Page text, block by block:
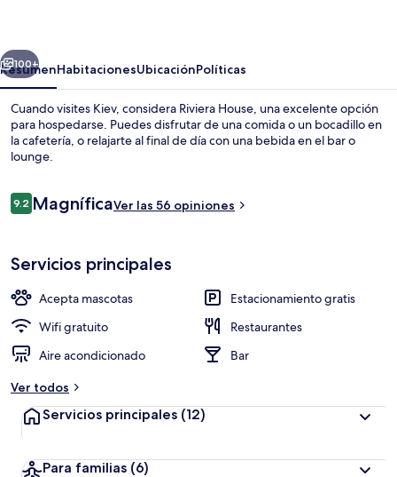
Siguiente
100+
ResumenHabitacionesUbicaciónPolíticas
Cuando visites Kiev, considera Riviera House, una excelente opción
para hospedarse. Puedes disfrutar de una comida o un bocadillo en
la cafetería, o relajarte al final de día con una bebida en el bar o
lounge.
Opiniones
9.29.2 de 10,
MagníficaVer las 56 opiniones
Servicios principales
Acepta mascotas
Estacionamiento gratis
Wifi gratuito
Restaurantes
Aire acondicionado
Bar
Ver todos
Servicios principales (12)
Para familias (6)